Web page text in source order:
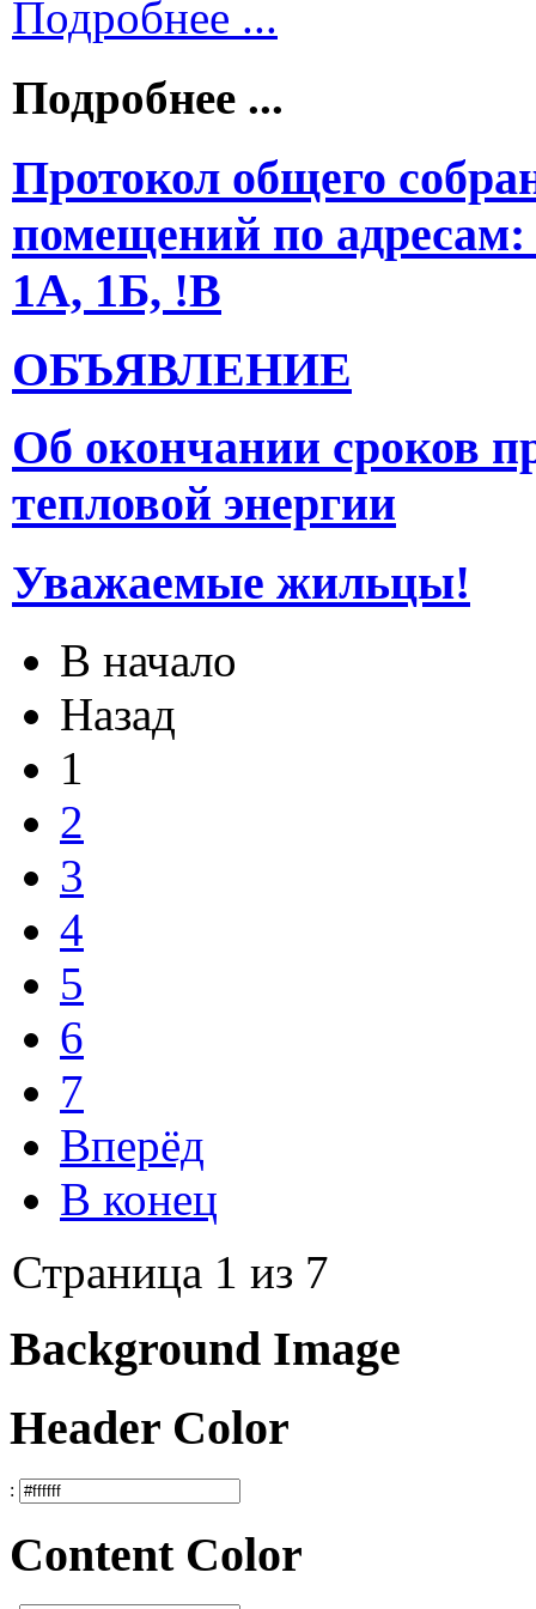
Подробнее ...
Подробнее ...
Протокол общего
помещений по
1А, 1Б, !В
ОБЪЯВЛЕНИЕ
Об окончании сроков
тепловой энергии
Уважаемые жильцы!
В начало
Назад
1
2
3
4
5
6
7
Вперёд
В конец
Страница 1 из 7
Background Image
Header Color
:
Content Color